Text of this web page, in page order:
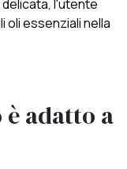
l'utente
oli essenziali nella
adatto a